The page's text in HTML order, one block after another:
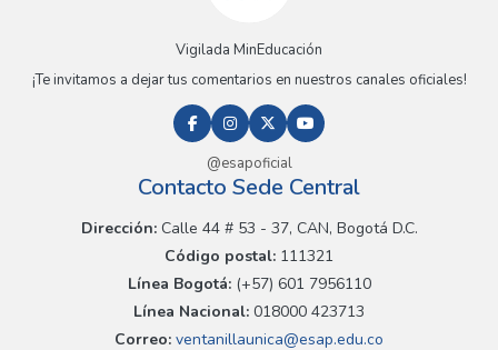
Vigilada MinEducación
¡Te invitamos a dejar tus comentarios en nuestros canales oficiales!
@esapoficial
Contacto Sede Central
Dirección:Calle 44 # 53 - 37, CAN, Bogotá D.C.
Código postal: 111321
Línea Bogotá:(+57) 601 7956110
Línea Nacional: 018000 423713
Correo: ventanillaunica@esap.edu.co